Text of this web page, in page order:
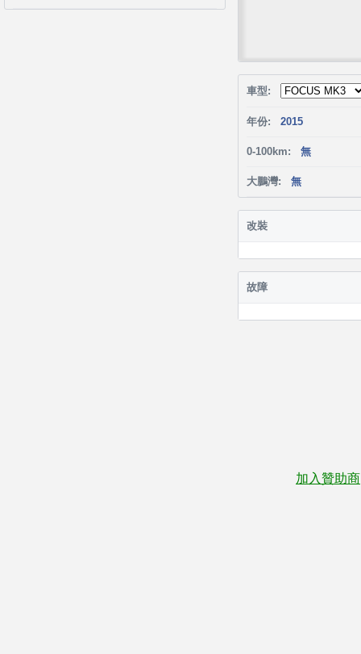
車型:
年份: 2015
0-100km: 無
大鵬灣: 無
改裝
故障
加入贊助商